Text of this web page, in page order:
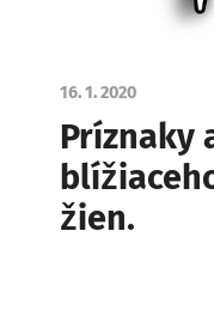
16. 1. 2020
Príznaky
žien.